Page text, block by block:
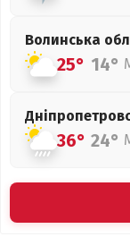
Волинська
25° 14°
36° 24°